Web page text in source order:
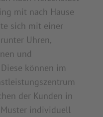
mit nach Hause
sich mit einer
Uhren,
und
können im
der Kunden in
Muster individuell